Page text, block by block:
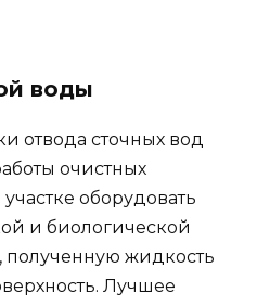
воды
отвода сточных вод
очистных
оборудовать
и биологической
полученную жидкость
Лучшее